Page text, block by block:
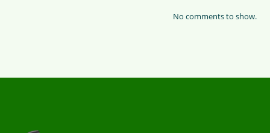
No comments to show.